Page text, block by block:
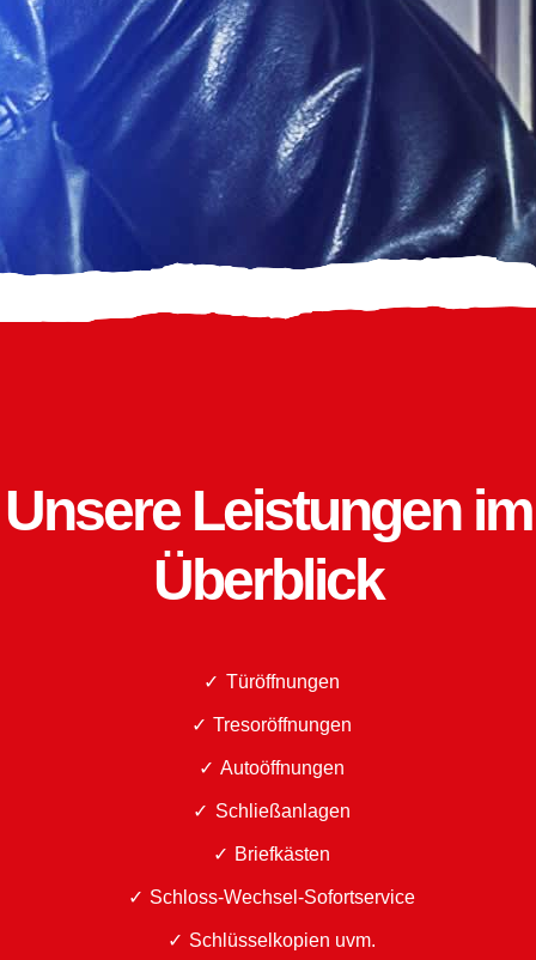
Unsere Leistungen im
Überblick
Türöffnungen
Tresoröffnungen
Autoöffnungen
Schließanlagen
Briefkästen
Schloss-Wechsel-Sofortservice
Schlüsselkopien uvm.